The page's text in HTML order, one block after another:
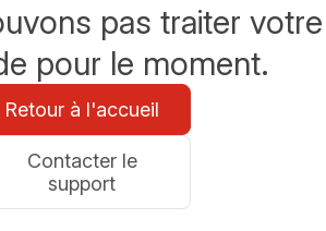
pas traiter votre
pour le moment.
Retour à l'accueil
Contacter le
support